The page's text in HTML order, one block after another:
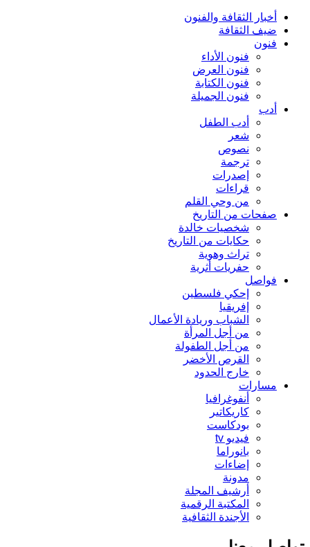
أخبار الثقافة والفنون
ضيف الثقافة
فنون
فنون الأداء
فنون العرض
فنون الكتابة
فنون الجميلة
أدب
أدب الطفل
شعر
نصوص
ترجمة
إصدرات
قراءات
من وحي القلم
صفحات من التاريخ
شخصيات خالدة
حكايات من التاريخ
تراث وهوية
حفريات أثرية
فواصل
إحكي فلسطين
إفريقيا
الشباب وريادة الأعمال
من أجل المرأة
من أجل الطفولة
القرص الأخضر
خارج الحدود
مسارات
أنفوغرافيا
كاريكاتير
بودكاست
فيديو tv
بانوراما
إضاءات
مدونة
أرشيف المجلة
المكتبة الرقمية
الأجندة الثقافية